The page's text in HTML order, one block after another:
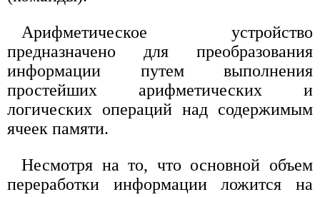
Арифметическое устройство
предназначено для преобразования
информации путем выполнения
простейших арифметических и
логических операций над содержимым
ячеек памяти.
Несмотря на то, что основной объем
переработки информации ложится на